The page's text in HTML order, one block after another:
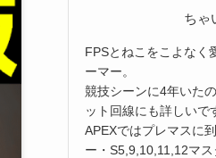
ちゃ
FPSとねこをこよなく
ーマー。
競技シーンに4年いた
ット回線にも詳しいで
APEXではプレマスに
ー・S5,9,10,11,12マス